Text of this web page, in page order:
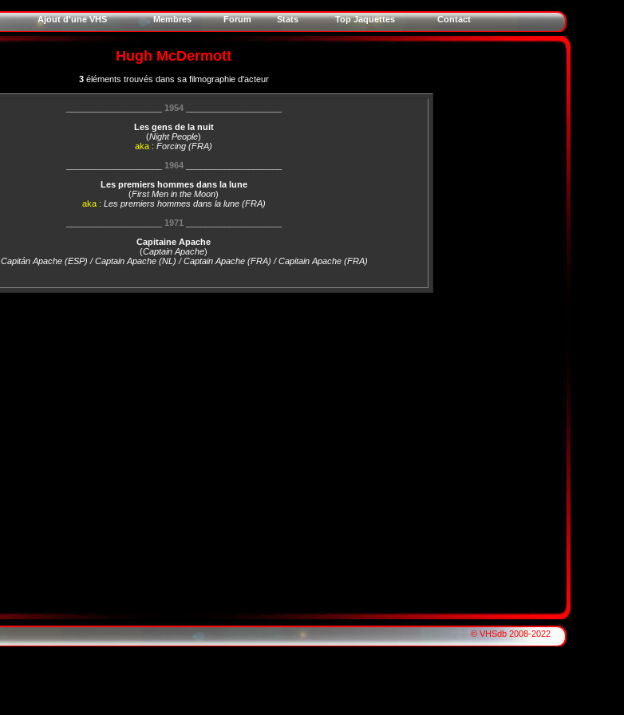
Ajout d'une VHS Membres Forum Stats Top Jaquettes Contact
Hugh McDermott
3éléments trouvés dans sa filmographie d'acteur
1954____________________
Les gens de la nuit
(Night People)
aka : Forcing (FRA)
1964____________________
Les premiers hommes dans la lune
(First Men in the Moon)
aka : Les premiers hommes dans la lune (FRA)
1971
Capitaine Apache
(Captain Apache)
Capitán Apache (ESP) / Captain Apache (NL) / Captain Apache (FRA) / Capitain Apache (FRA)
© VHSdb 2008-2022